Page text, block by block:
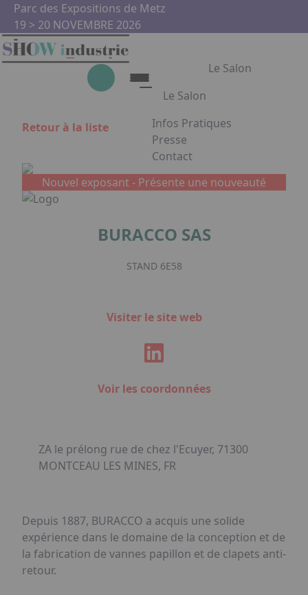
Aller au contenu principal
Parc des Expositions de Metz
19 > 20 NOVEMBRE 2026
Le Salon
Le Salon
Le Salon
Show Industrie
Partenaires
Show Industrie en images
Infos Pratiques
Presse
Contact
Appuyez sur Entrée pour
Facebook
Retour à la liste
Nouvel exposant - Présente une nouveauté
BURACCO SAS
STAND 6E58
Visiter le site web
Voir les coordonnées
ZA le prélong rue de chez l'Ecuyer, 71300
MONTCEAU LES MINES, FR
Depuis 1887, BURACCO a acquis une solide
expérience dans le domaine de la conception et de
la fabrication de vannes papillon et de clapets anti-
retour.
Panneau de gestion des cookies